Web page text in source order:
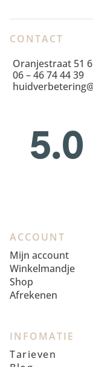
CONTACT
Oranjestraat 51
06 – 46 74 44 39
ACCOUNT
Mijn account
Winkelmandje
Shop
Afrekenen
INFOMATIE
Tarieven